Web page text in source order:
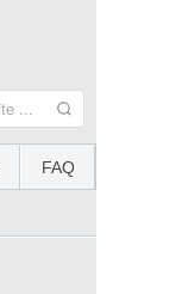
FAQ